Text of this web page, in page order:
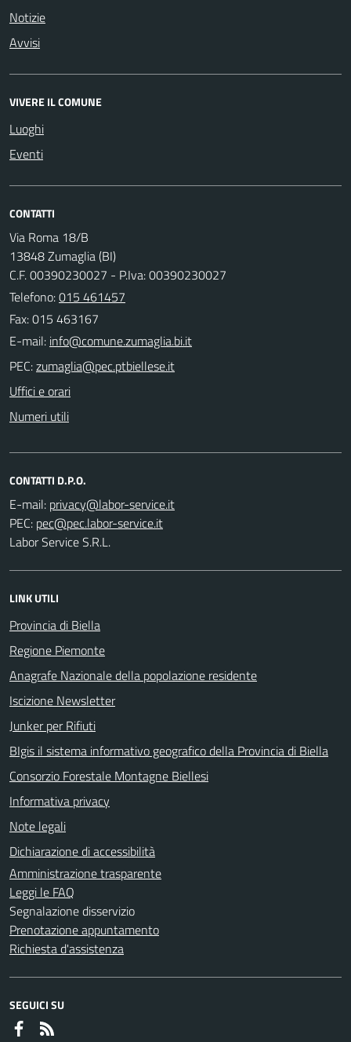
Notizie
Avvisi
VIVERE IL COMUNE
Luoghi
Eventi
CONTATTI
Via Roma 18/B
13848 Zumaglia (BI)
C.F. 00390230027 - P.Iva: 00390230027
Telefono:015 461457
Fax: 015 463167
E-mail:
PEC:
Uffici e orari
Numeri utili
CONTATTI D.P.O.
E-mail:
PEC:
Labor Service S.R.L.
LINK UTILI
Provincia di Biella
Regione Piemonte
Anagrafe Nazionale della popolazione residente
Iscizione Newsletter
Junker per Rifiuti
BIgis il sistema informativo geografico della Provincia di Biella
Consorzio Forestale Montagne Biellesi
Informativa privacy
Note legali
Dichiarazione di accessibilità
Amministrazione trasparente
Leggi le FAQ
Segnalazione disservizio
Prenotazione appuntamento
Richiesta d'assistenza
SEGUICI SU